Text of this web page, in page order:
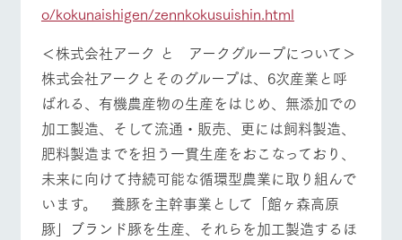
o/kokunaishigen/zennkokusuishin.html
＜株式会社アーク と アークグループについて＞
株式会社アークとそのグループは、6次産業と呼
ばれる、有機農産物の生産をはじめ、無添加での
加工製造、そして流通・販売、更には飼料製造、
肥料製造までを担う一貫生産をおこなっており、
未来に向けて持続可能な循環型農業に取り組んで
います。 養豚を主幹事業として「館ヶ森高原
豚」ブランド豚を生産、それらを加工製造するほ